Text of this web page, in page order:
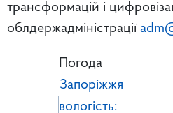
трансформацій і
облдержадміністрації
Погода
Запоріжжя
вологість: